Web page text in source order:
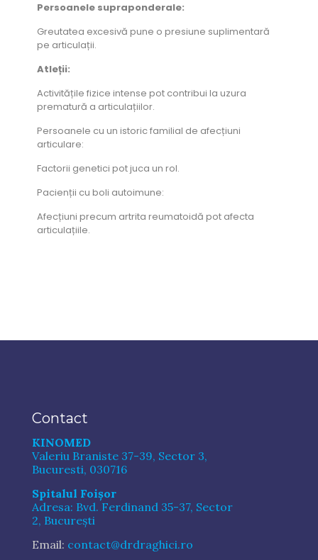
Persoanele supraponderale:
Greutatea excesivă pune o presiune suplimentară
pe articulații.
Atleții:
Activitățile fizice intense pot contribui la uzura
prematură a articulațiilor.
Persoanele cu un istoric familial de afecțiuni
articulare:
Factorii genetici pot juca un rol.
Pacienții cu boli autoimune:
Afecțiuni precum artrita reumatoidă pot afecta
articulațiile.
Contact
KINOMED
Valeriu Braniste 37-39, Sector 3,
Bucuresti, 030716
Spitalul Foișor
Adresa: Bvd. Ferdinand 35-37, Sector
2, București
Email: contact@drdraghici.ro